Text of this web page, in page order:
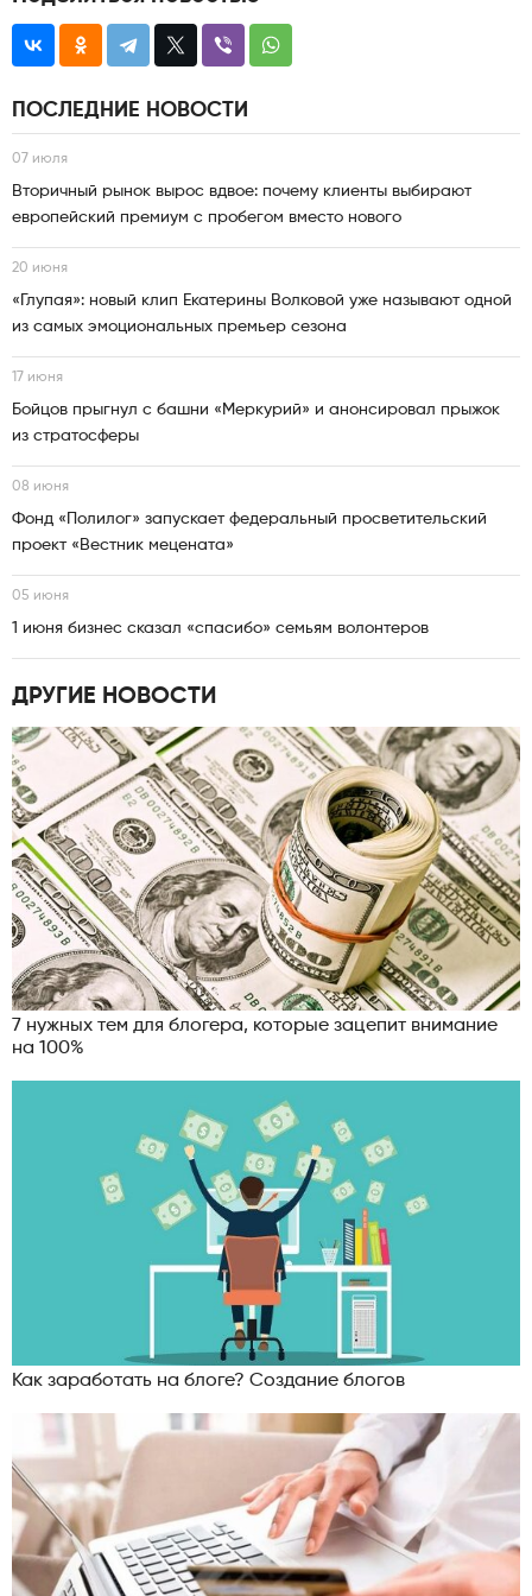
ПОСЛЕДНИЕ НОВОСТИ
07 июля
Вторичный рынок вырос вдвое: почему клиенты выбирают
европейский премиум с пробегом вместо нового
20 июня
«Глупая»: новый клип Екатерины Волковой уже называют одной
из самых эмоциональных премьер сезона
17 июня
Бойцов прыгнул с башни «Меркурий» и анонсировал прыжок
из стратосферы
08 июня
Фонд «Полилог» запускает федеральный просветительский
проект «Вестник мецената»
05 июня
1 июня бизнес сказал «спасибо» семьям волонтеров
ДРУГИЕ НОВОСТИ
7 нужных тем для блогера, которые зацепит внимание
на 100%
Как заработать на блоге? Создание блогов